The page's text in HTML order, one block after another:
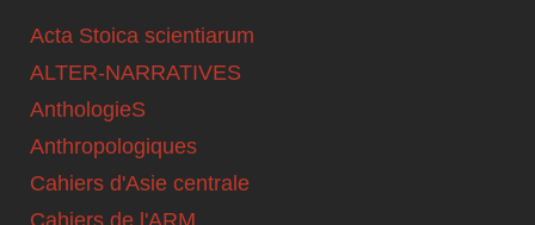
Acta Stoica scientiarum
ALTER-NARRATIVES
AnthologieS
Anthropologiques
Cahiers d'Asie centrale